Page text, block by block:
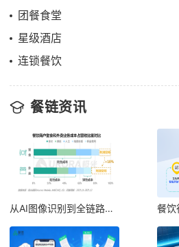
团餐食堂
星级酒店
连锁餐饮
餐链资讯
从AI图像识别到全链路数字化：餐链新一代餐饮管理系统如何重构餐饮供应链逻辑